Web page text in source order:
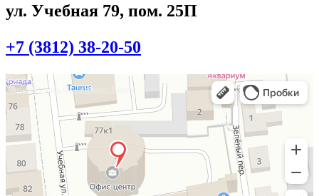
ул. Учебная 79, пом. 25П
+7 (3812) 38-20-50
Омск
Учебная улица, 86 — Яндекс.Карты